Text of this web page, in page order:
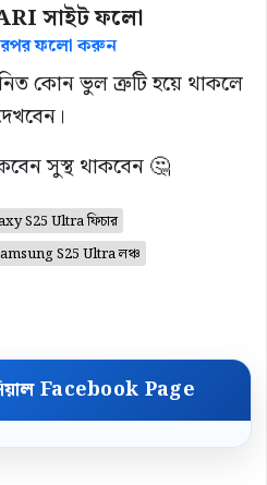
সাইট ফলো
ফলো করুন
কোন ভুল ত্রুটি হয়ে থাকলে
সুস্থ থাকবেন 🤔
S25 Ultra ফিচার
S25 Ultra লঞ্চ
Facebook Page